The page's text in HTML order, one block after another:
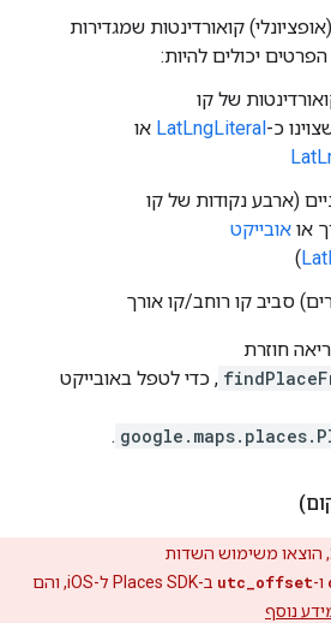
(אופציונלי) קואורדינטות שמגדירות
יכולים להיות:
של קו
כ- LatLngLiteral או
(ארבע נקודות של קו
או אובייקט
)
סביב קו רוחב/קו אורך
חוזרת
, כדי לטפל באובייקט
.
ו-utc_offset
ב-Places SDK ל-iOS, והם
נוסף